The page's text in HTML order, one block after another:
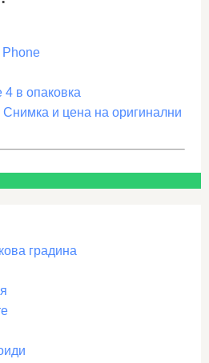
4 в опаковка
и цена на оригинални
градина